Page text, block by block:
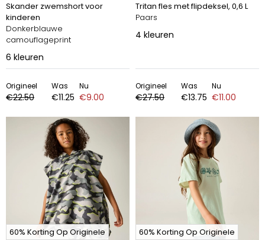
Skander zwemshort voor
kinderen
Donkerblauwe
camouflageprint
6 kleuren
Origineel
€22.50
Was
€11.25
Nu
€9.00
Tritan fles met flipdeksel, 0,6 L
Paars
4 kleuren
Origineel
€27.50
Was
€13.75
Nu
€11.00
60% Korting Op Originele 60% Korting Op Originele